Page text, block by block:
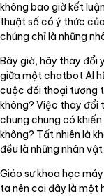
không bao giờ kết
thuật số có ý thức
chúng chỉ là những
Bây giờ, hãy thay đổi
giữa một chatbot AI
cuộc đối thoại tương
không? Việc thay đổi
chung chung có
không? Tất nhiên là
đều là những nhân vật
Giáo sư khoa học
ta nên coi đây là một